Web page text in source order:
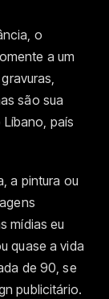
o
a um
são sua
país
a pintura ou
mídias eu
quase a vida
de 90, se
publicitário.